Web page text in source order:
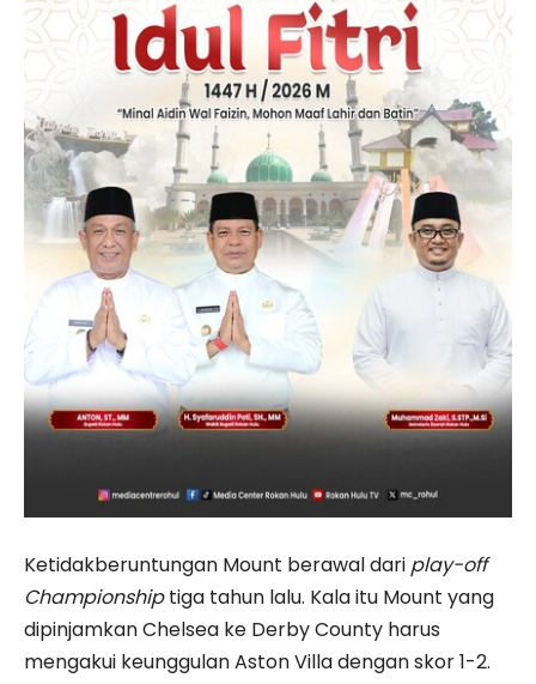
Ketidakberuntungan Mount berawal dari play-off
Championshiptiga tahun lalu. Kala itu Mount yang
dipinjamkan Chelsea ke Derby County harus
mengakui keunggulan Aston Villa dengan skor 1-2.